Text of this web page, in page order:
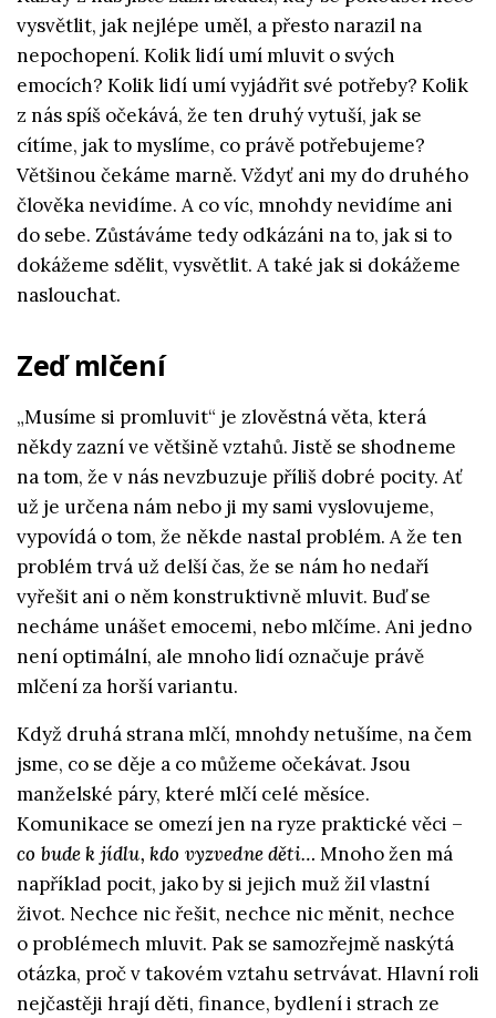
vysvětlit, jak nejlépe uměl, a přesto narazil na
nepochopení. Kolik lidí umí mluvit o svých
emocích? Kolik lidí umí vyjádřit své potřeby? Kolik
z nás spíš očekává, že ten druhý vytuší, jak se
cítíme, jak to myslíme, co právě potřebujeme?
Většinou čekáme marně. Vždyť ani my do druhého
člověka nevidíme. A co víc, mnohdy nevidíme ani
do sebe. Zůstáváme tedy odkázáni na to, jak si to
dokážeme sdělit, vysvětlit. A také jak si dokážeme
naslouchat.
Zeď mlčení
„Musíme si promluvit“ je zlověstná věta, která
někdy zazní ve většině vztahů. Jistě se shodneme
na tom, že v nás nevzbuzuje příliš dobré pocity. Ať
už je určena nám nebo ji my sami vyslovujeme,
vypovídá o tom, že někde nastal problém. A že ten
problém trvá už delší čas, že se nám ho nedaří
vyřešit ani o něm konstruktivně mluvit. Buď se
necháme unášet emocemi, nebo mlčíme. Ani jedno
není optimální, ale mnoho lidí označuje právě
mlčení za horší variantu.
Když druhá strana mlčí, mnohdy netušíme, na čem
jsme, co se děje a co můžeme očekávat. Jsou
manželské páry, které mlčí celé měsíce.
Komunikace se omezí jen na ryze praktické věci –
co bude k jídlu, kdo vyzvedne děti… Mnoho žen má
například pocit, jako by si jejich muž žil vlastní
život. Nechce nic řešit, nechce nic měnit, nechce
o problémech mluvit. Pak se samozřejmě naskýtá
otázka, proč v takovém vztahu setrvávat. Hlavní roli
nejčastěji hrají děti, finance, bydlení i strach ze